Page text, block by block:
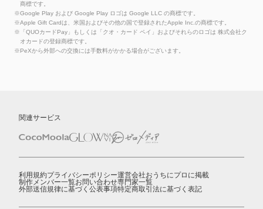
商標です。
※Google Play および Google Play ロゴは Google LLC の商標です。
※Apple Gift Cardは、米国およびその他の国で登録されたApple Inc.の商標です。
※「QUOカードPay」もしくは「クオ・カード ペイ」およびそれらのロゴは 株式会社ク
オカードの登録商標です。
※PeXから外部への交換には手数料がかかる場合がございます。
関連サービス
利用規約プライバシーポリシー運営会社おうちにプロに掲載
制作メンバー一覧お問い合わせ専門家一覧
外部送信規律に基づく公表事項特定商取引法に基づく表記